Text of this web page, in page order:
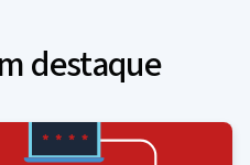
destaque